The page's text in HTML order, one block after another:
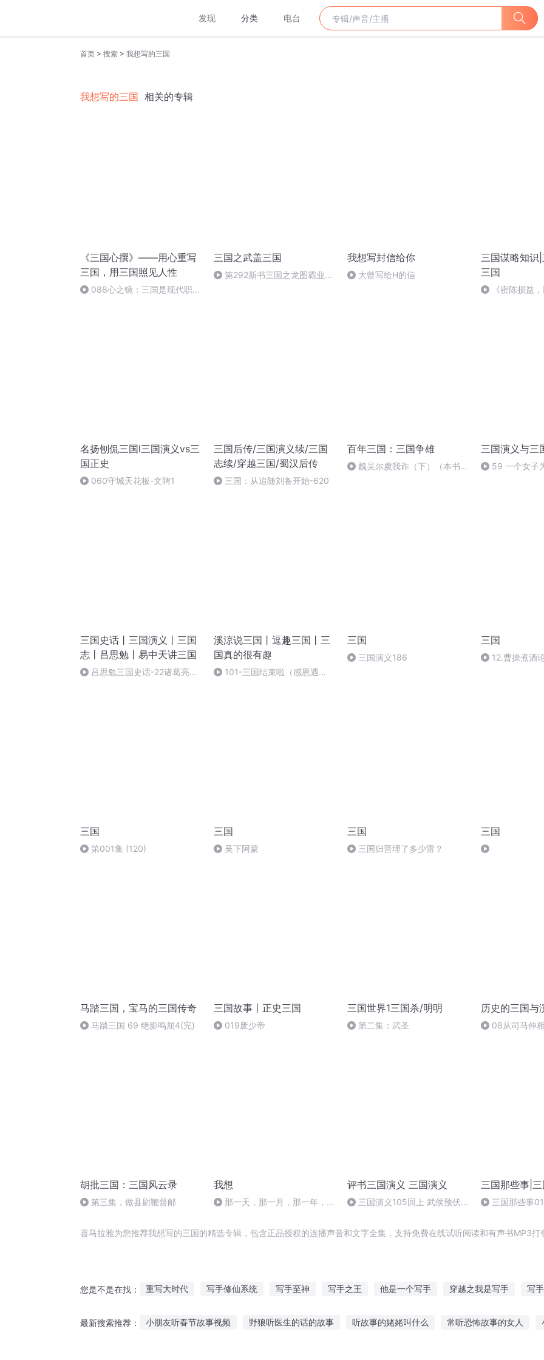
发现 分类 电台
首页 > 搜索 > 我想写的三国
我想写的三国 相关的专辑
《三国心撰》——用心重写
三国，用三国照见人性
088心之镜：三国是现代职场
三国之武盖三国
第292新书三国之龙图霸业欢
我想写封信给你
大曾写给H的信
三国谋略知识
三国
《密陈损益
名扬刨侃三国l三国演义vs三
国正史
060守城天花板-文聘1
三国后传/三国演义续/三国
志续/穿越三国/蜀汉后传
三国：从追随刘备开始-620
百年三国：三国争雄
魏吴尔虞我诈（下）（本书
三国演义与三
59 一个女子
三国史话丨三国演义丨三国
志丨吕思勉丨易中天讲三国
吕思勉三国史话-22诸葛亮之
溪涼说三国丨逗趣三国丨三
国真的很有趣
101-三国结束啦（感恩遇
三国
三国演义186
三国
12.曹操煮酒
三国
第001集 (120)
三国
吴下阿蒙
三国
三国归晋埋了多少雷？
三国
马踏三国，宝马的三国传奇
马踏三国 69 绝影鸣屈4(完)
三国故事丨正史三国
019废少帝
三国世界1三国杀/明明
第二集：武圣
历史的三国与
08从司马仲
胡批三国：三国风云录
第三集，做县尉鞭督邮
我想
那一天，那一月，那一年，那
评书三国演义 三国演义
三国演义105回上 武侯预伏
三国那些事|三
三国那些事
喜马拉雅为您推荐我想写的三国的精选专辑，包含正品授权的连播声音和文字全集，支持免费在线试听阅读和有声书MP3打
您是不是在找： 重写大时代 写手修仙系统 写手至神 写手之王 他是一个写手 穿越之我是写手 写
最新搜索推荐： 小朋友听春节故事视频 野狼听医生的话的故事 听故事的姥姥叫什么 常听恐怖故事的女人